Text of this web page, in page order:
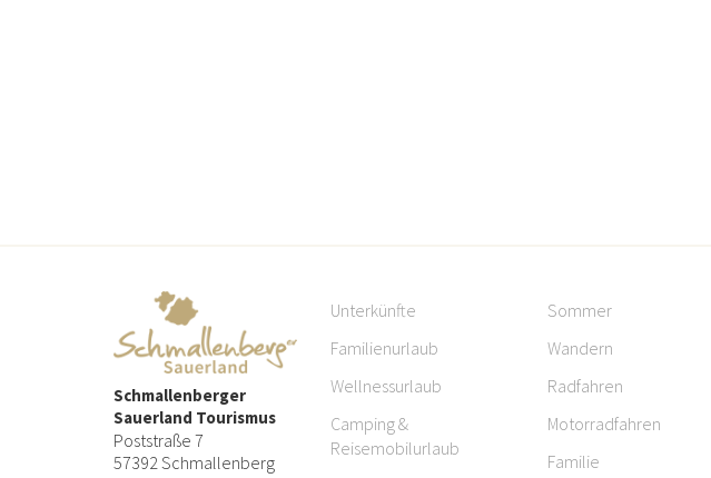
Schmallenberger
Sauerland Tourismus
Poststraße 7
57392 Schmallenberg
Unterkünfte
Familienurlaub
Wellnessurlaub
Camping &
Reisemobilurlaub
Sommer
Wandern
Radfahren
Motorradfahren
Familie